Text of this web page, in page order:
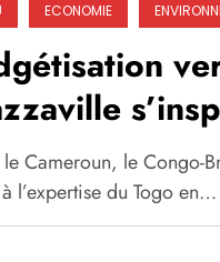
ECONOMIE
Cameroun, le Congo-
l’expertise du Togo en…